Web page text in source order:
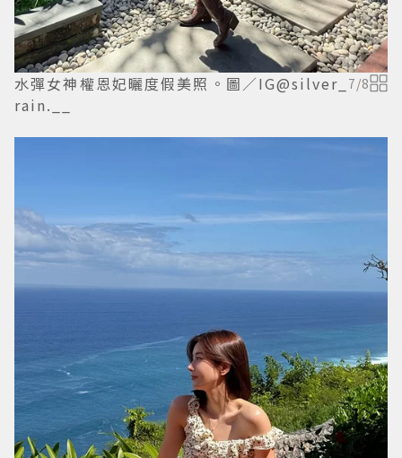
水彈女神權恩妃曬度假美照。圖／IG@silver_
rain.__
7/8